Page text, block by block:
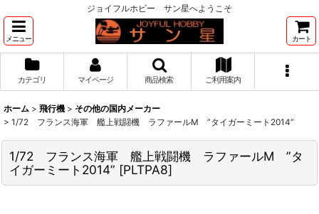
ジョイフルホビー サン星へようこそ
メニュー カート
カテゴリ マイページ 商品検索 ご利用案内
ホーム > 飛行機 > その他の国内メーカー
> 1/72 フランス海軍 艦上戦闘機 ラファールM ”タイガーミート2014”
1/72 フランス海軍 艦上戦闘機 ラファールM ”タ
イガーミート2014” [PLTPA8]